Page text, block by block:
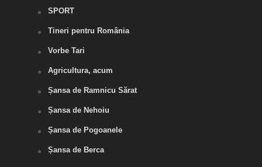
SPORT
Tineri pentru România
Vorbe Tari
Agricultura, acum
Șansa de Ramnicu Sărat
Șansa de Nehoiu
Șansa de Pogoanele
Șansa de Berca